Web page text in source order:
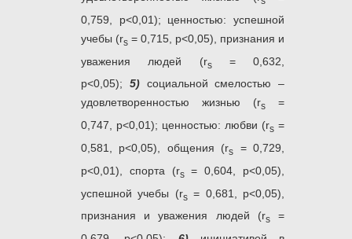
0,759, р<0,01); ценностью: успешной
учебы (rs = 0,715, р<0,05), признания и
уважения людей (rs= 0,632,
р<0,05); 5)социальной смелостью –
удовлетворенностью жизнью (rs
=
0,747, р<0,01); ценностью: любви (rs =
0,581, р<0,05), общения (rs
= 0,729,
р<0,01), спорта (rs
= 0,604, р<0,05),
успешной учебы (rs= 0,681, р<0,05),
признания и уважения людей (rs=